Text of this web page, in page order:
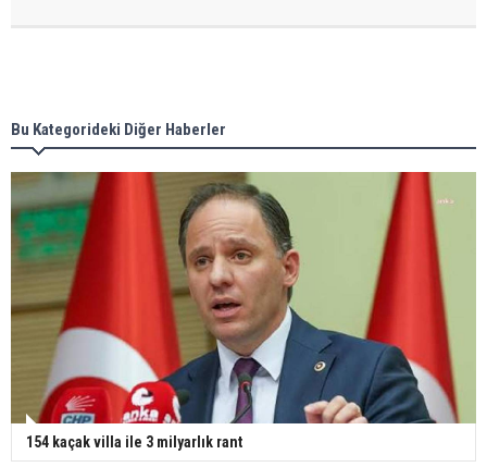
Bu Kategorideki Diğer Haberler
154 kaçak villa ile 3 milyarlık rant